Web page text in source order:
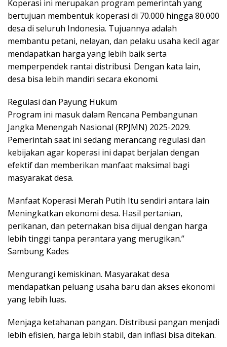
Koperasi ini merupakan program pemerintah yang
bertujuan membentuk koperasi di 70.000 hingga 80.000
desa di seluruh Indonesia. Tujuannya adalah
membantu petani, nelayan, dan pelaku usaha kecil agar
mendapatkan harga yang lebih baik serta
memperpendek rantai distribusi. Dengan kata lain,
desa bisa lebih mandiri secara ekonomi.
Regulasi dan Payung Hukum
Program ini masuk dalam Rencana Pembangunan
Jangka Menengah Nasional (RPJMN) 2025-2029.
Pemerintah saat ini sedang merancang regulasi dan
kebijakan agar koperasi ini dapat berjalan dengan
efektif dan memberikan manfaat maksimal bagi
masyarakat desa.
Manfaat Koperasi Merah Putih Itu sendiri antara lain
Meningkatkan ekonomi desa. Hasil pertanian,
perikanan, dan peternakan bisa dijual dengan harga
lebih tinggi tanpa perantara yang merugikan.”
Sambung Kades
Mengurangi kemiskinan. Masyarakat desa
mendapatkan peluang usaha baru dan akses ekonomi
yang lebih luas.
Menjaga ketahanan pangan. Distribusi pangan menjadi
lebih efisien, harga lebih stabil, dan inflasi bisa ditekan.